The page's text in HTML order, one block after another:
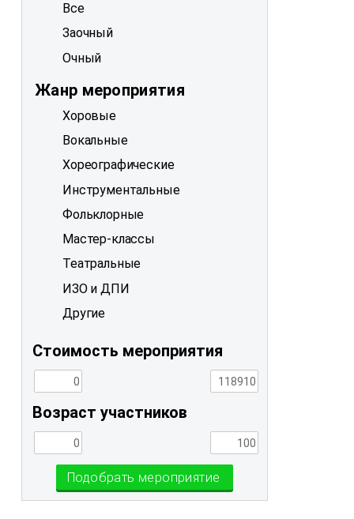
Все
Заочный
Очный
Жанр мероприятия
Хоровые
Вокальные
Хореографические
Инструментальные
Фольклорные
Мастер-классы
Театральные
ИЗО и ДПИ
Другие
Стоимость мероприятия
Возраст участников
Подобрать мероприятие